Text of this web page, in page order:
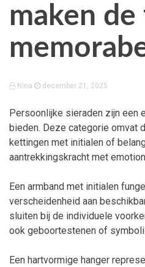
maken
Nina december 21, 2025
Persoonlijke sieraden zijn een
bieden. Deze categorie omvat
kettingen met initialen of
aantrekkingskracht met
Een armband met initialen
verscheidenheid aan
sluiten bij de individuele
ook geboortestenen of
Een hartvormige hanger